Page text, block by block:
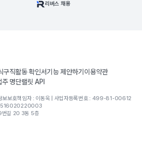
리버스 채용
구직활동 확인서기능 제안하기 이용약관
주 명단랠릿 API
보보호책임자 : 이동욱 | 사업자등록번호 : 499-81-00612
J1516020220003
번길 20 3동 5층